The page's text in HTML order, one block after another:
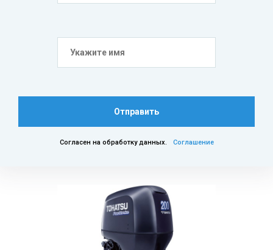
Отправить
Согласен на обработку данных. Соглашение